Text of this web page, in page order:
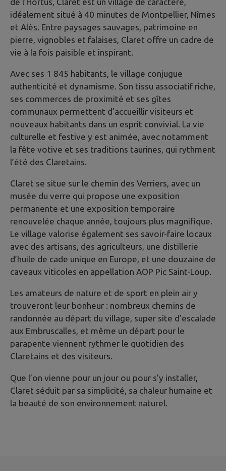
idéalement situé à 40 minutes de Montpellier, Nîmes
et Alès. Entre paysages sauvages, patrimoine en
pierre, vignobles et falaises, Claret offre un cadre de
vie à la fois paisible et inspirant.
Avec ses 1 845 habitants, le village conjugue
authenticité et dynamisme. Son tissu associatif riche,
ses commerces de proximité et ses gîtes
communaux permettent d’accueillir visiteurs et
nouveaux habitants dans un esprit convivial. La vie
culturelle et festive y est animée, avec notamment
la fête votive et ses traditions taurines, qui rythment
l’été des Claretains.
Claret se situe sur le chemin des Verriers, avec un
musée du verre qui propose une exposition
permanente et une exposition temporaire
renouvelée chaque année, toujours plus magnifique.
Le village valorise également ses savoir-faire locaux
avec des artisans, des agriculteurs, une distillerie
d’huile de cade unique en Europe, et une douzaine de
caveaux viticoles en appellation AOP Pic Saint-Loup.
Les amateurs de nature et de sport en plein air y
trouveront leur bonheur : nombreux chemins de
randonnée au départ du village, super site d’escalade
aux Embruscalles, et même un départ pour le
parapente viennent rythmer le quotidien des
Claretains et des visiteurs.
Que l’on vienne pour un jour ou pour s’y installer,
Claret séduit par sa simplicité, sa chaleur humaine et
la beauté de son environnement naturel.